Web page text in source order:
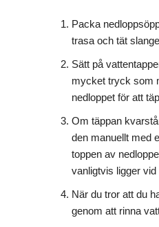
Packa
trasa och tät
Sätt på
mycket tryck som
nedloppet för att
Om täppan
den manuellt med
toppen av
vanligtvis ligger
När du tror att du
genom att rinna